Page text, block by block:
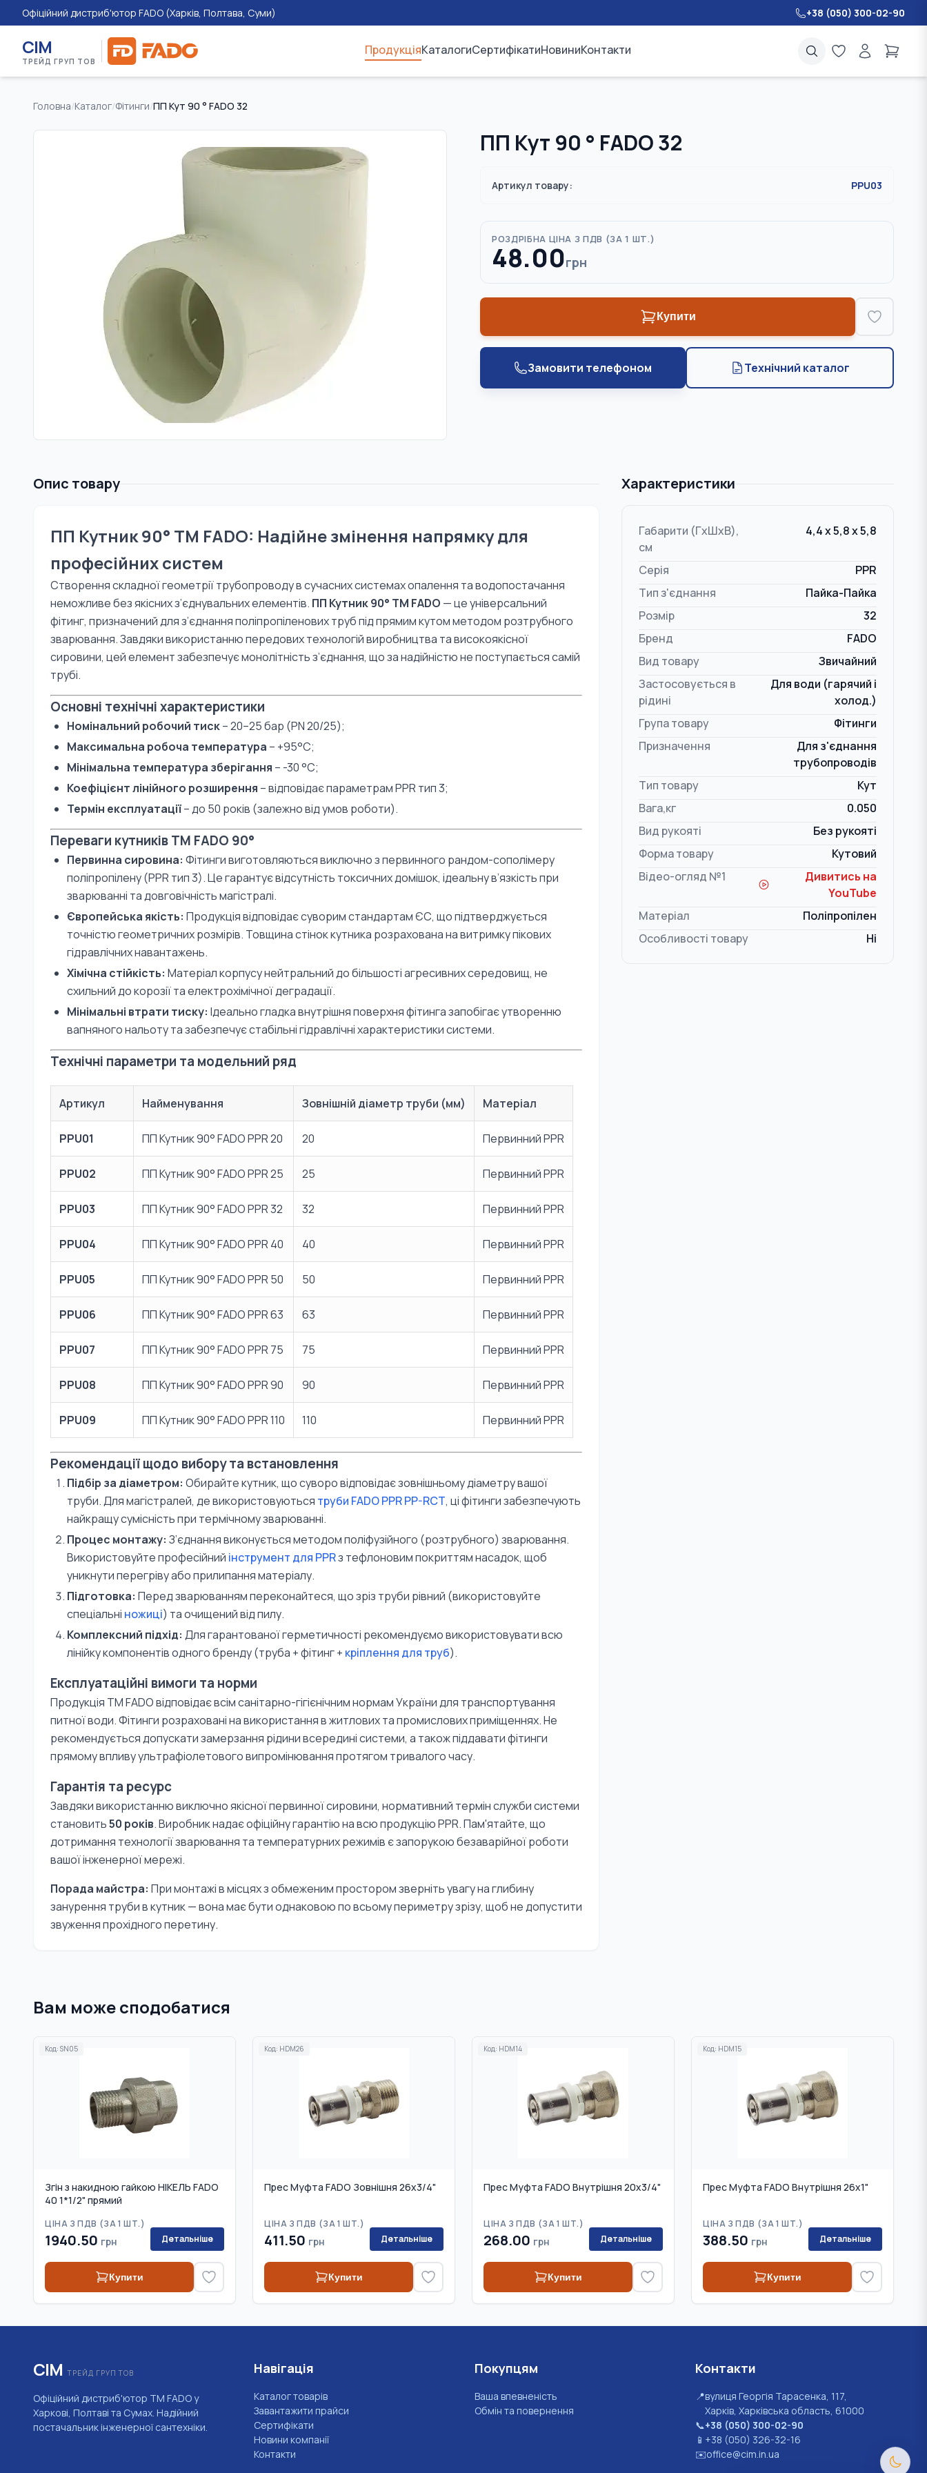
Офіційний дистриб'ютор FADO (Харків, Полтава, Суми) +38 (050) 300-02-90
СІМ
ТРЕЙД ГРУП ТОВ
ПродукціяКаталогиСертифікатиНовиниКонтакти
Головна/Каталог/Фітинги/ПП Кут 90 ° FADO 32
ПП Кут 90 ° FADO 32
Артикул товару: PPU03
РОЗДРІБНА ЦІНА З ПДВ (ЗА 1 ШТ.)
48.00грн
Купити
Замовити телефоном Технічний каталог
Опис товару
ПП Кутник 90° TM FADO: Надійне змінення напрямку для
професійних систем
Створення складної геометрії трубопроводу в сучасних системах опалення та водопостачання
неможливе без якісних з’єднувальних елементів. ПП Кутник 90° TM FADO — це універсальний
фітинг, призначений для з’єднання поліпропіленових труб під прямим кутом методом розтрубного
зварювання. Завдяки використанню передових технологій виробництва та високоякісної
сировини, цей елемент забезпечує монолітність з’єднання, що за надійністю не поступається самій
трубі.
Основні технічні характеристики
Номінальний робочий тиск– 20–25 бар (PN 20/25);
Максимальна робоча температура – +95°С;
Мінімальна температура зберігання – -30 °С;
Коефіцієнт лінійного розширення – відповідає параметрам PPR тип 3;
Термін експлуатації– до 50 років (залежно від умов роботи).
Переваги кутників TM FADO 90°
Первинна сировина: Фітинги виготовляються виключно з первинного рандом-сополімеру
поліпропілену (PPR тип 3). Це гарантує відсутність токсичних домішок, ідеальну в’язкість при
зварюванні та довговічність магістралі.
Європейська якість: Продукція відповідає суворим стандартам ЄС, що підтверджується
точністю геометричних розмірів. Товщина стінок кутника розрахована на витримку пікових
гідравлічних навантажень.
Хімічна стійкість: Матеріал корпусу нейтральний до більшості агресивних середовищ, не
схильний до корозії та електрохімічної деградації.
Мінімальні втрати тиску: Ідеально гладка внутрішня поверхня фітинга запобігає утворенню
вапняного нальоту та забезпечує стабільні гідравлічні характеристики системи.
Технічні параметри та модельний ряд
Артикул Найменування Зовнішній діаметр труби (мм) Матеріал
PPU01 ПП Кутник 90° FADO PPR 20 20 Первинний PPR
PPU02 ПП Кутник 90° FADO PPR 25 25 Первинний PPR
PPU03 ПП Кутник 90° FADO PPR 32 32 Первинний PPR
PPU04 ПП Кутник 90° FADO PPR 40 40 Первинний PPR
PPU05 ПП Кутник 90° FADO PPR 50 50 Первинний PPR
PPU06 ПП Кутник 90° FADO PPR 63 63 Первинний PPR
PPU07 ПП Кутник 90° FADO PPR 75 75 Первинний PPR
PPU08 ПП Кутник 90° FADO PPR 90 90 Первинний PPR
PPU09 ПП Кутник 90° FADO PPR 110 110 Первинний PPR
Рекомендації щодо вибору та встановлення
Підбір за діаметром: Обирайте кутник, що суворо відповідає зовнішньому діаметру вашої
труби. Для магістралей, де використовуються труби FADO PPR PP-RCT, ці фітинги забезпечують
найкращу сумісність при термічному зварюванні.
Процес монтажу: З’єднання виконується методом поліфузійного (розтрубного) зварювання.
Використовуйте професійний інструмент для PPRз тефлоновим покриттям насадок, щоб
уникнути перегріву або прилипання матеріалу.
Підготовка: Перед зварюванням переконайтеся, що зріз труби рівний (використовуйте
спеціальні ножиці) та очищений від пилу.
Комплексний підхід: Для гарантованої герметичності рекомендуємо використовувати всю
лінійку компонентів одного бренду (труба + фітинг + кріплення для труб).
Експлуатаційні вимоги та норми
Продукція TM FADO відповідає всім санітарно-гігієнічним нормам України для транспортування
питної води. Фітинги розраховані на використання в житлових та промислових приміщеннях. Не
рекомендується допускати замерзання рідини всередині системи, а також піддавати фітинги
прямому впливу ультрафіолетового випромінювання протягом тривалого часу.
Гарантія та ресурс
Завдяки використанню виключно якісної первинної сировини, нормативний термін служби системи
становить50 років. Виробник надає офіційну гарантію на всю продукцію PPR. Пам'ятайте, що
дотримання технології зварювання та температурних режимів є запорукою безаварійної роботи
вашої інженерної мережі.
Порада майстра: При монтажі в місцях з обмеженим простором зверніть увагу на глибину
занурення труби в кутник — вона має бути однаковою по всьому периметру зрізу, щоб не допустити
звуження прохідного перетину.
Характеристики
Габарити (ГxШxВ),
см
4,4 x 5,8 x 5,8
Серія
PPR
Тип з'єднання
Пайка-Пайка
Розмір
32
Бренд
FADO
Вид товару
Звичайний
Застосовується в
рідині
Для води (гарячий і
холод.)
Група товару
Фітинги
Призначення
Для з'єднання
трубопроводів
Тип товару
Кут
Вага,кг
0.050
Вид рукояті
Без рукояті
Форма товару
Кутовий
Відео-огляд №1
Дивитись на
YouTube
Матеріал
Поліпропілен
Особливості товару
Ні
Вам може сподобатися
Код: SN05
Згін з накидною гайкою НІКЕЛЬ FADO
40 1*1/2" прямий
ЦІНА З ПДВ (ЗА 1 ШТ.)
1940.50 грн Детальніше
Купити
Код: HDM26
Прес Муфта FADO Зовнішня 26x3/4"
ЦІНА З ПДВ (ЗА 1 ШТ.)
411.50 грн Детальніше
Купити
Код: HDM14
Прес Муфта FADO Внутрішня 20х3/4"
ЦІНА З ПДВ (ЗА 1 ШТ.)
268.00 грн Детальніше
Купити
Код: HDM15
Прес Муфта FADO Внутрішня 26х1"
ЦІНА З ПДВ (ЗА 1 ШТ.)
388.50 грн Детальніше
Купити
СІМ ТРЕЙД ГРУП ТОВ
Офіційний дистриб'ютор ТМ FADO у
Харкові, Полтаві та Сумах. Надійний
постачальник інженерної сантехніки.
Навігація
Каталог товарів
Завантажити прайси
Сертифікати
Новини компанії
Контакти
Покупцям
Ваша впевненість
Обмін та повернення
Контакти
📍вулиця Георгія Тарасенка, 117,
Харків, Харківська область, 61000
📞+38 (050) 300-02-90
📱 +38 (050) 326-32-16
✉️office@cim.in.ua